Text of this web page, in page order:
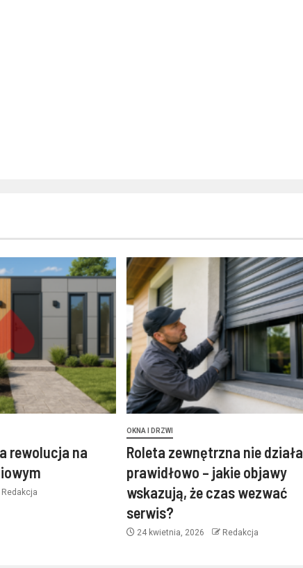
rewolucja na
Redakcja
OKNA I DRZWI
Roleta zewnętrzna nie działa
prawidłowo – jakie objawy
wskazują, że czas wezwać
serwis?
24 kwietnia, 2026 Redakcja